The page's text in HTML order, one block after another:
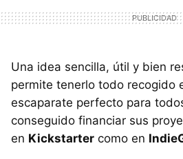
Una idea sencilla, útil y bien
permite tenerlo todo recogido
escaparate perfecto para
conseguido financiar sus
en Kickstarter como en